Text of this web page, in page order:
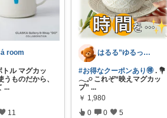
room
トル マグカッ
うものだから、
...
11
はるる”ゆるっと癒し”room
#お得なクーポンあり🉐 . 💐
𓂃𓈒𓏸 これぞ“映えマグカッ
プ” ...
￥ 1,980
0 0 5